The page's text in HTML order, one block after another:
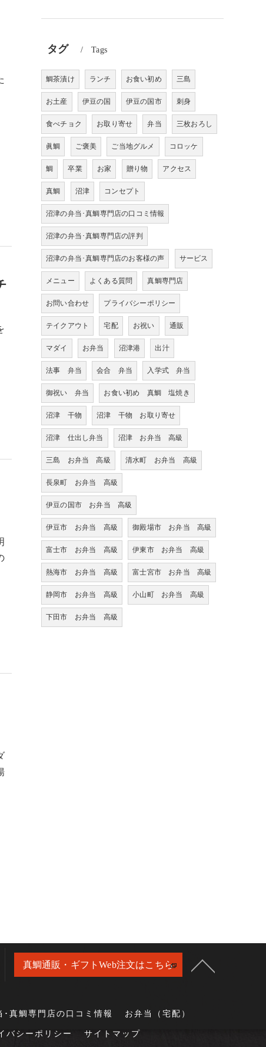
タグ Tags
鯛茶漬け ランチ お食い初め 三島
お土産 伊豆の国 伊豆の国市 刺身
食べチョク お取り寄せ 弁当 三枚おろし
眞鯛 ご褒美 ご当地グルメ コロッケ
鯛 卒業 お家 贈り物 アクセス
真鯛 沼津 コンセプト
沼津の弁当･真鯛専門店の口コミ情報
沼津の弁当･真鯛専門店の評判
沼津の弁当･真鯛専門店のお客様の声 サービス
メニュー よくある質問 真鯛専門店
お問い合わせ プライバシーポリシー
テイクアウト 宅配 お祝い 通販
マダイ お弁当 沼津港 出汁
法事 弁当 会合 弁当 入学式 弁当
御祝い 弁当 お食い初め 真鯛 塩焼き
沼津 干物 沼津 干物 お取り寄せ
沼津 仕出し弁当 沼津 お弁当 高級
三島 お弁当 高級 清水町 お弁当 高級
長泉町 お弁当 高級
伊豆の国市 お弁当 高級
伊豆市 お弁当 高級 御殿場市 お弁当 高級
富士市 お弁当 高級 伊東市 お弁当 高級
熱海市 お弁当 高級 富士宮市 お弁当 高級
静岡市 お弁当 高級 小山町 お弁当 高級
下田市 お弁当 高級
真鯛通販・ギフトWeb注文はこちら
･真鯛専門店の口コミ情報 お弁当（宅配）
バシーポリシー サイトマップ